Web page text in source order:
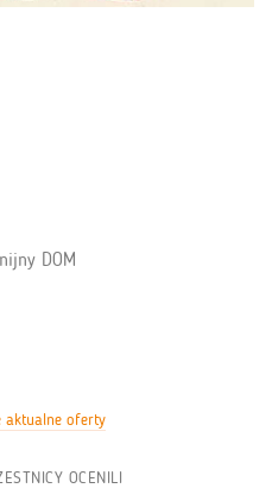
DOM
aktualne oferty
OCENILI